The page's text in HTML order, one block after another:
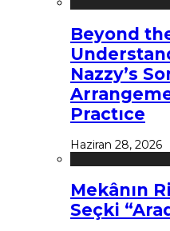
Beyond
Nazzy’s
Practıce
Haziran 28, 2026
Mekânın
Seçki